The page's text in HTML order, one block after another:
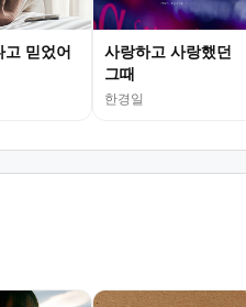
고 믿었어
사랑하고 사랑했던
그때
한경일